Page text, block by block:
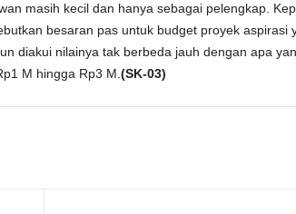
masih kecil dan hanya sebagai pelengkap.
besaran pas untuk budget proyek aspirasi
diakui nilainya tak berbeda jauh dengan apa
M hingga Rp3 M. (SK-03)